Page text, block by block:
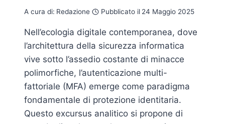
A cura di: Redazione Pubblicato il 24 Maggio 2025
Nell’ecologia digitale contemporanea, dove
l’architettura della sicurezza informatica
vive sotto l’assedio costante di minacce
polimorfiche, l’autenticazione multi-
fattoriale (MFA) emerge come paradigma
fondamentale di protezione identitaria.
Questo excursus analitico si propone di